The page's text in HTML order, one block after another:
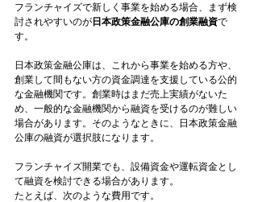
フランチャイズで新しく事業を始める場合、まず検
討されやすいのが日本政策金融公庫の創業融資で
す。
日本政策金融公庫は、これから事業を始める方や、
創業して間もない方の資金調達を支援している公的
な金融機関です。創業時はまだ売上実績がないた
め、一般的な金融機関から融資を受けるのが難しい
場合があります。そのようなときに、日本政策金融
公庫の融資が選択肢になります。
フランチャイズ開業でも、設備資金や運転資金とし
て融資を検討できる場合があります。
たとえば、次のような費用です。